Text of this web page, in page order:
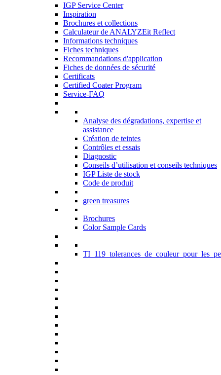
IGP Service Center
Inspiration
Brochures et collections
Calculateur de ANALYZEit Reflect
Informations techniques
Fiches techniques
Recommandations d'application
Fiches de données de sécurité
Certificats
Certified Coater Program
Service-FAQ
Analyse des dégradations, expertise et
assistance
Création de teintes
Contrôles et essais
Diagnostic
Conseils d’utilisation et conseils techniques
IGP Liste de stock
Code de produit
green treasures
Brochures
Color Sample Cards